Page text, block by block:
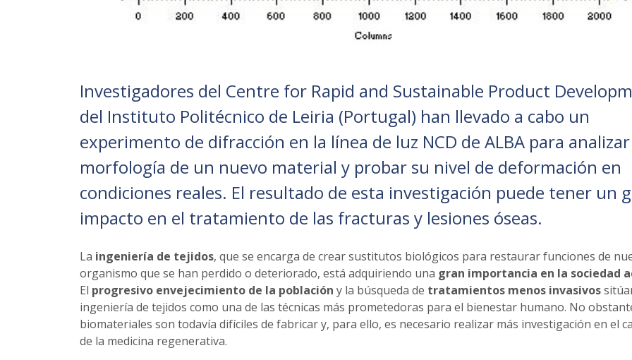
Investigadores del Centre for Rapid and Sustainable Product
del Instituto Politécnico de Leiria (Portugal) han llevado a cabo un
experimento de difracción en la línea de luz NCD de ALBA para
morfología de un nuevo material y probar su nivel de deformación en
condiciones reales. El resultado de esta investigación puede tener un
impacto en el tratamiento de las fracturas y lesiones óseas.
La ingeniería de tejidos, que se encarga de crear sustitutos biológicos para restaurar funciones de
organismo que se han perdido o deteriorado, está adquiriendo una gran importancia en la sociedad
El progresivo envejecimiento de la población y la búsqueda de tratamientos menos invasivos
ingeniería de tejidos como una de las técnicas más prometedoras para el bienestar humano. No
biomateriales son todavía difíciles de fabricar y, para ello, es necesario realizar más investigación en el
de la medicina regenerativa.